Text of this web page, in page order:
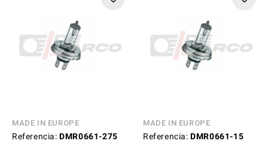
MADE IN EUROPE
Referencia: DMR0661-275
MADE IN EUROPE
Referencia: DMR0661-15